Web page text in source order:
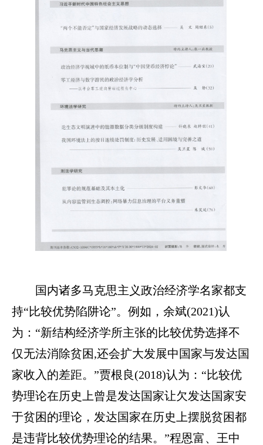
国内诸多马克思主义政治经济学名家都支
持“比较优势陷阱论”。例如，余斌(2021)认
为：“新结构经济学所主张的比较优势选择不
仅无法消除贫困,还会扩大发展中国家与发达国
家收入的差距。”贾根良(2018)认为：“比较优
势理论在历史上曾是发达国家让欠发达国家安
于贫困的理论，发达国家在历史上摆脱贫困都
是违背比较优势理论的结果。”程恩富、王中